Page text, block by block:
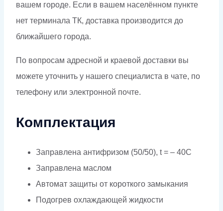
вашем городе. Если в вашем населённом пункте
нет терминала ТК, доставка производится до
ближайшего города.
По вопросам адресной и краевой доставки вы
можете уточнить у нашего специалиста в чате, по
телефону или электронной почте.
Комплектация
Заправлена антифризом (50/50), t = – 40C
Заправлена маслом
Автомат защиты от короткого замыкания
Подогрев охлаждающей жидкости